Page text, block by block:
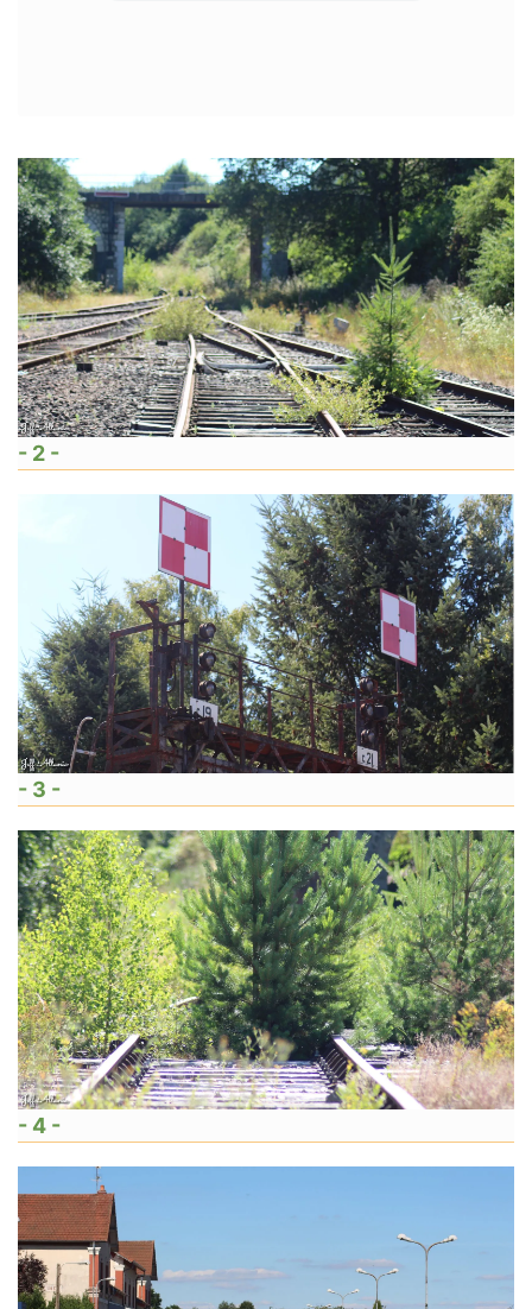
- 2 -
- 3 -
- 4 -